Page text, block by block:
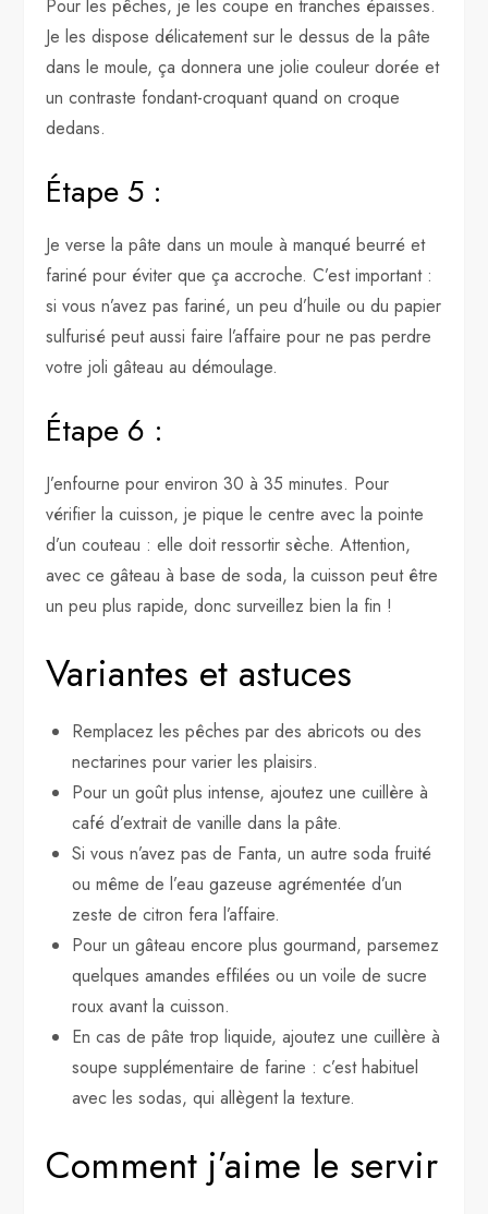
Pour les pêches, je les coupe en tranches épaisses.
Je les dispose délicatement sur le dessus de la pâte
dans le moule, ça donnera une jolie couleur dorée et
un contraste fondant-croquant quand on croque
dedans.
Étape 5 :
Je verse la pâte dans un moule à manqué beurré et
fariné pour éviter que ça accroche. C’est important :
si vous n’avez pas fariné, un peu d’huile ou du papier
sulfurisé peut aussi faire l’affaire pour ne pas perdre
votre joli gâteau au démoulage.
Étape 6 :
J’enfourne pour environ 30 à 35 minutes. Pour
vérifier la cuisson, je pique le centre avec la pointe
d’un couteau : elle doit ressortir sèche. Attention,
avec ce gâteau à base de soda, la cuisson peut être
un peu plus rapide, donc surveillez bien la fin !
Variantes et astuces
Remplacez les pêches par des abricots ou des
nectarines pour varier les plaisirs.
Pour un goût plus intense, ajoutez une cuillère à
café d’extrait de vanille dans la pâte.
Si vous n’avez pas de Fanta, un autre soda fruité
ou même de l’eau gazeuse agrémentée d’un
zeste de citron fera l’affaire.
Pour un gâteau encore plus gourmand, parsemez
quelques amandes effilées ou un voile de sucre
roux avant la cuisson.
En cas de pâte trop liquide, ajoutez une cuillère à
soupe supplémentaire de farine : c’est habituel
avec les sodas, qui allègent la texture.
Comment j’aime le servir